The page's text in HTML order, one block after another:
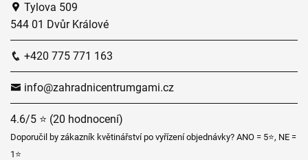
Tylova 509
544 01 Dvůr Králové
+420 775 771 163
info@zahradnicentrumgami.cz
4.6/5 ⭐ (20 hodnocení)
Doporučil by zákazník květinářství po vyřízení objednávky? ANO = 5⭐, NE =
1⭐